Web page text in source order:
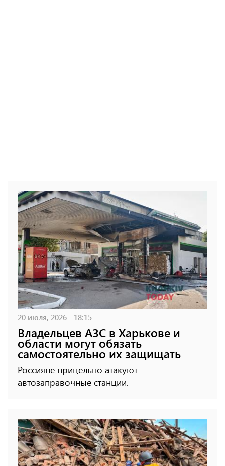
20 июля, 2026 - 18:15
Владельцев АЗС в Харькове и
области могут обязать
самостоятельно их защищать
Россияне прицельно атакуют
автозаправочные станции.